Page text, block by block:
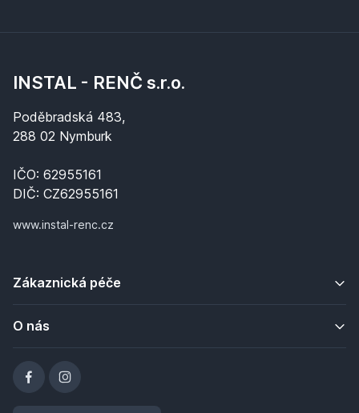
INSTAL - RENČ s.r.o.
Poděbradská 483,
288 02 Nymburk
IČO: 62955161
DIČ: CZ62955161
www.instal-renc.cz
Zákaznická péče
O nás